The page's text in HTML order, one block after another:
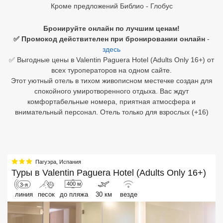
Кроме предложений Библио - Глобус
Бронируйте онлайн по лучшим ценам!
✅ Промокод действителен при бронировании онлайн -
здесь
✅ Выгодные цены в Valentin Paguera Hotel (Adults Only 16+) от
всех туроператоров на одном сайте.
Этот уютный отель в тихом живописном местечке создан для
спокойного умиротворенного отдыха. Вас ждут
комфортабельные номера, приятная атмосфера и
внимательный персонал. Отель только для взрослых (+16)
Пагуэра, Испания
Туры в Valentin Paguera Hotel (Adults Only 16+)
3-я
линия песок
400 м
до пляжа 30 км везде
Куба
Шри Ланка
Бали
Вьетнам
Южный Гоа
Занзибар
Абхазия
Большой Сочи